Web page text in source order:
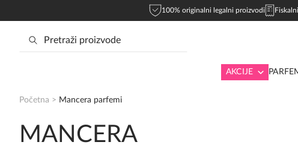
100% originalni legalni proizvodi
AKCIJE
Početna > Mancera parfemi
MANCERA